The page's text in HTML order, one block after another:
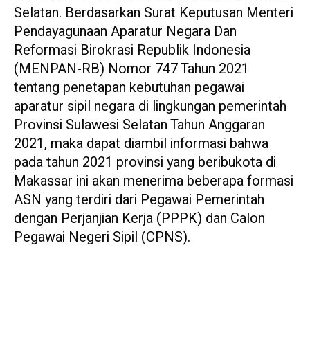
Selatan. Berdasarkan Surat Keputusan Menteri
Pendayagunaan Aparatur Negara Dan
Reformasi Birokrasi Republik Indonesia
(MENPAN-RB) Nomor 747 Tahun 2021
tentang penetapan kebutuhan pegawai
aparatur sipil negara di lingkungan pemerintah
Provinsi Sulawesi Selatan Tahun Anggaran
2021, maka dapat diambil informasi bahwa
pada tahun 2021 provinsi yang beribukota di
Makassar ini akan menerima beberapa formasi
ASN yang terdiri dari Pegawai Pemerintah
dengan Perjanjian Kerja (PPPK) dan Calon
Pegawai Negeri Sipil (CPNS).